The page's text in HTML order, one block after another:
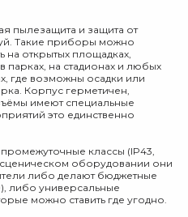
пылезащита и защита от
Такие приборы можно
на открытых площадках,
парках, на стадионах и любых
где возможны осадки или
Корпус герметичен,
имеют специальные
это единственно
классы (IP43,
оборудовании они
либо делают бюджетные
либо универсальные
можно ставить где угодно.